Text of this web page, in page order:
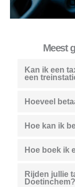
Meest
Kan ik een
een
Hoeveel
Hoe kan ik
Hoe boek ik
Rijden jullie
Doetinchem?